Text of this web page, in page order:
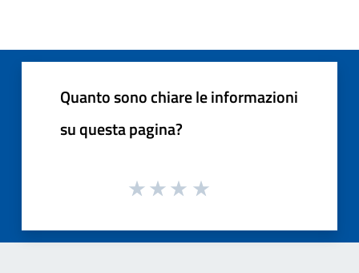
Quanto sono chiare le informazioni
su questa pagina?